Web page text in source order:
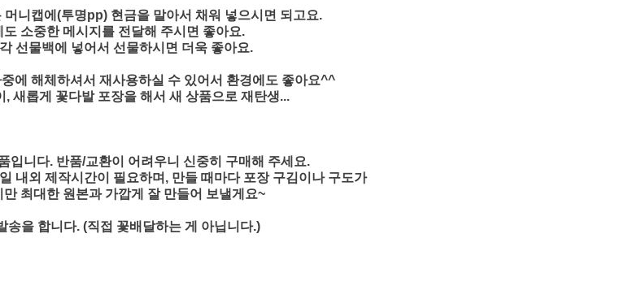
니캡에(투명pp) 현금을 말아서 채워 넣으시면 되고요.
도 소중한 메시지를 전달해 주시면 좋아요.
선물백에 넣어서 선물하시면 더욱 좋아요.
에 해체하셔서 재사용하실 수 있어서 환경에도 좋아요^^
, 새롭게 꽃다발 포장을 해서 새 상품으로 재탄생...
입니다. 반품/교환이 어려우니 신중히 구매해 주세요.
내외 제작시간이 필요하며, 만들 때마다 포장 구김이나 구도가
최대한 원본과 가깝게 잘 만들어 보낼게요~
송을 합니다. (직접 꽃배달하는 게 아닙니다.)